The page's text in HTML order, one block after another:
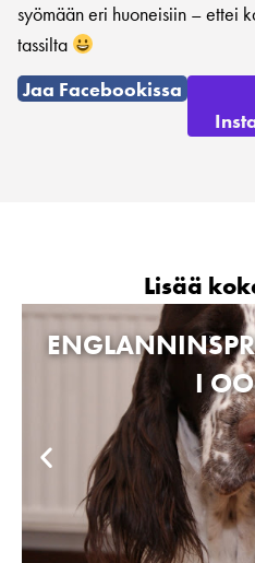
syömään eri huoneisiin – ettei
tassilta
Jaa Facebookissa
Lisää
I